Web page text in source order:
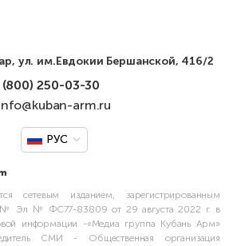
ул. им.Евдокии Бершанской, 416/2
(800) 250-03-30
arm.ru
РУС
сетевым изданием, зарегистрированным
№ Эл № ФС77-83809 от 29 августа 2022 г. в
информации -«Медиа группа Кубань Арм»
СМИ - Общественная организация